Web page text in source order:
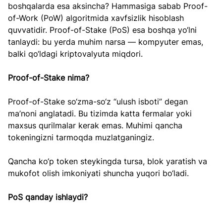
boshqalarda esa aksincha? Hammasiga sabab Proof-
of-Work (PoW) algoritmida xavfsizlik hisoblash
quvvatidir. Proof-of-Stake (PoS) esa boshqa yo‘lni
tanlaydi: bu yerda muhim narsa — kompyuter emas,
balki qo‘ldagi kriptovalyuta miqdori.
Proof-of-Stake nima?
Proof-of-Stake so‘zma-so‘z “ulush isboti” degan
ma’noni anglatadi. Bu tizimda katta fermalar yoki
maxsus qurilmalar kerak emas. Muhimi qancha
tokeningizni tarmoqda muzlatganingiz.
Qancha ko‘p token steykingda tursa, blok yaratish va
mukofot olish imkoniyati shuncha yuqori bo‘ladi.
PoS qanday ishlaydi?